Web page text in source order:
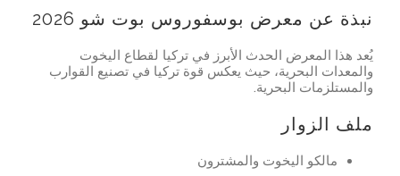
نبذة عن معرض بوسفوروس بوت شو 2026
يُعد هذا المعرض الحدث الأبرز في تركيا لقطاع اليخوت
والمعدات البحرية، حيث يعكس قوة تركيا في تصنيع القوارب
والمستلزمات البحرية.
ملف الزوار
مالكو اليخوت والمشترون